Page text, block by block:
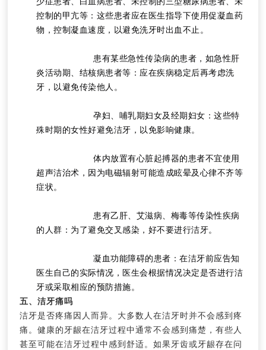
控制的甲亢等：这些患者应在医生指导下使用促凝血药
物，控制凝血速度，以避免洗牙时出血不止。
			患有某些急性传染病的患者，如急性肝
炎活动期、结核病患者等：应在疾病稳定后再考虑洗
牙，以避免传染他人。
			孕妇、哺乳期妇女及经期妇女：这些特
殊时期的女性好避免洁牙，以免影响健康。
			体内放置有心脏起搏器的患者不宜使用
超声洁治术，因为电磁辐射可能造成眩晕及心律不齐等
症状。
			患有乙肝、艾滋病、梅毒等传染性疾病
的人群：为了避免交叉感染，好不要进行洁牙。
			凝血功能障碍的患者：在洁牙前应告知
医生自己的实际情况，医生会根据情况决定是否进行洁
牙或采取相应的预防措施。
五、洁牙痛吗
洁牙是否疼痛因人而异。大多数人在洁牙时并不会感到疼
痛。健康的牙龈在洁牙过程中通常不会感到痛楚，有些人
甚至可能在洁牙过程中感到舒适。如果牙齿或牙龈存在问